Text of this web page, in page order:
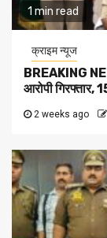
1 min read
क्राइम न्यूज
BREAKING
आरोपी गिरफ्तार,
2 weeks ago